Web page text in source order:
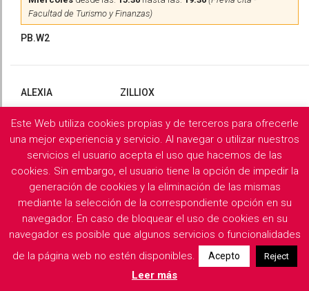
Facultad de Turismo y Finanzas)
PB.W2
ALEXIA ZILLIOX
Martes yMiércolesdesde las:10:00hasta las:13:00 (Previa
cita)
PB.X2
Filología Griega y Latina
Descargar horarios de consulta del departamento
Este Web utiliza cookies propias y de terceros para ofrecerle
una mejor experiencia y servicio. Al navegar o utilizar nuestros
servicios el usuario acepta el uso que hacemos de las
cookies. Sin embargo, el usuario tiene la opción de impedir la
generación de cookies y la eliminación de las mismas
mediante la selección de la correspondiente opción en su
navegador. En caso de bloquear el uso de cookies en su
navegador es posible que algunos servicios o funcionalidades
de la página web no estén disponibles.
Acepto Reject
Leer más